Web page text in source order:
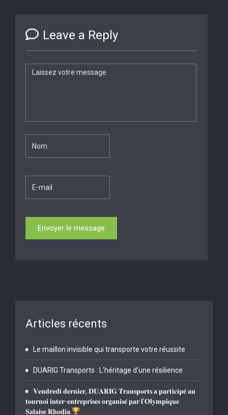
Leave a Reply
Articles récents
Le maillon invisible qui transporte votre réussite
DUARIG Transports : L’héritage d’une résilience
𝐕𝐞𝐧𝐝𝐫𝐞𝐝𝐢 𝐝𝐞𝐫𝐧𝐢𝐞𝐫, 𝐃𝐔𝐀𝐑𝐈𝐆 𝐓𝐫𝐚𝐧𝐬𝐩𝐨𝐫𝐭𝐬 𝐚 𝐩𝐚𝐫𝐭𝐢𝐜𝐢𝐩𝐞́ 𝐚𝐮
𝐭𝐨𝐮𝐫𝐧𝐨𝐢 𝐢𝐧𝐭𝐞𝐫-𝐞𝐧𝐭𝐫𝐞𝐩𝐫𝐢𝐬𝐞𝐬 𝐨𝐫𝐠𝐚𝐧𝐢𝐬𝐞́ 𝐩𝐚𝐫 𝐥’𝐎𝐥𝐲𝐦𝐩𝐢𝐪𝐮𝐞
𝐒𝐚𝐥𝐚𝐢𝐬𝐞 𝐑𝐡𝐨𝐝𝐢𝐚.